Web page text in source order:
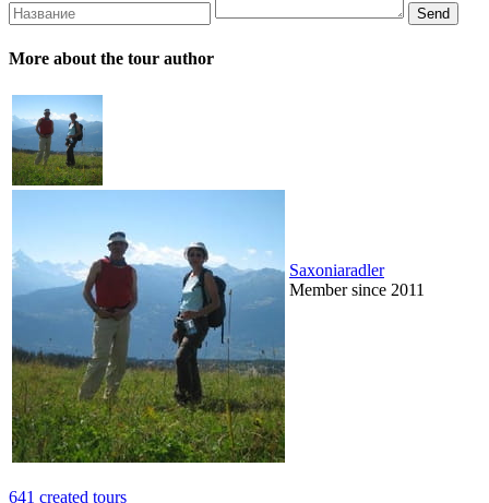
More about the tour author
Saxoniaradler
Member since 2011
641 created tours